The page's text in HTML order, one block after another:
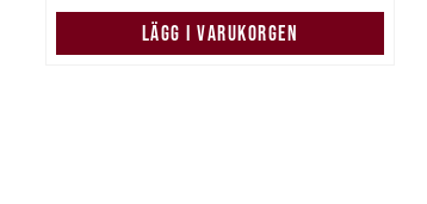
LÄGG I VARUKORGEN